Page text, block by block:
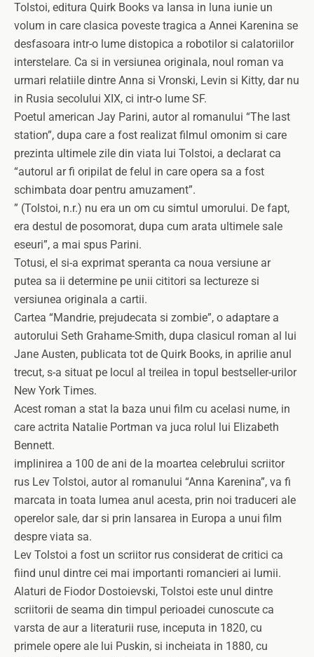
Tolstoi, editura Quirk Books va lansa in luna iunie un
volum in care clasica poveste tragica a Annei Karenina se
desfasoara intr-o lume distopica a robotilor si calatoriilor
interstelare. Ca si in versiunea originala, noul roman va
urmari relatiile dintre Anna si Vronski, Levin si Kitty, dar nu
in Rusia secolului XIX, ci intr-o lume SF.
Poetul american Jay Parini, autor al romanului “The last
station”, dupa care a fost realizat filmul omonim si care
prezinta ultimele zile din viata lui Tolstoi, a declarat ca
“autorul ar fi oripilat de felul in care opera sa a fost
schimbata doar pentru amuzament”.
” (Tolstoi, n.r.) nu era un om cu simtul umorului. De fapt,
era destul de posomorat, dupa cum arata ultimele sale
eseuri”, a mai spus Parini.
Totusi, el si-a exprimat speranta ca noua versiune ar
putea sa ii determine pe unii cititori sa lectureze si
versiunea originala a cartii.
Cartea “Mandrie, prejudecata si zombie”, o adaptare a
autorului Seth Grahame-Smith, dupa clasicul roman al lui
Jane Austen, publicata tot de Quirk Books, in aprilie anul
trecut, s-a situat pe locul al treilea in topul bestseller-urilor
New York Times.
Acest roman a stat la baza unui film cu acelasi nume, in
care actrita Natalie Portman va juca rolul lui Elizabeth
Bennett.
implinirea a 100 de ani de la moartea celebrului scriitor
rus Lev Tolstoi, autor al romanului “Anna Karenina”, va fi
marcata in toata lumea anul acesta, prin noi traduceri ale
operelor sale, dar si prin lansarea in Europa a unui film
despre viata sa.
Lev Tolstoi a fost un scriitor rus considerat de critici ca
fiind unul dintre cei mai importanti romancieri ai lumii.
Alaturi de Fiodor Dostoievski, Tolstoi este unul dintre
scriitorii de seama din timpul perioadei cunoscute ca
varsta de aur a literaturii ruse, inceputa in 1820, cu
primele opere ale lui Puskin, si incheiata in 1880, cu